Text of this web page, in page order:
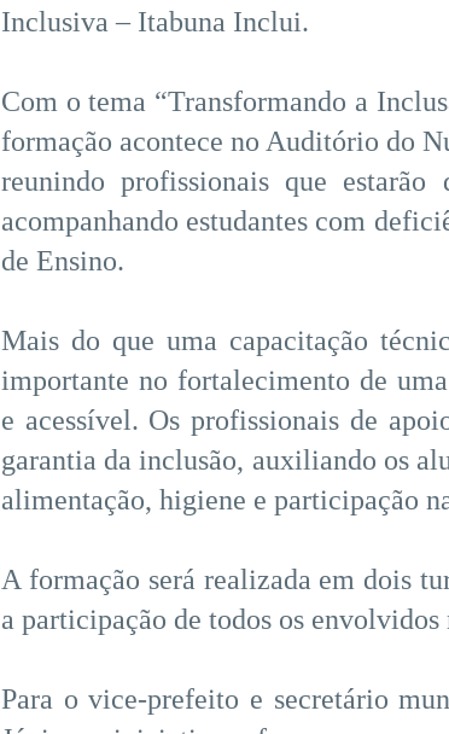
Inclusiva – Itabuna Inclui.
Com o tema “Transformando a
formação acontece no Auditório do
reunindo profissionais que estarão
acompanhando estudantes com
de Ensino.
Mais do que uma capacitação
importante no fortalecimento de
e acessível. Os profissionais de
garantia da inclusão, auxiliando os
alimentação, higiene e participação
A formação será realizada em dois
a participação de todos os envolvidos
Para o vice-prefeito e secretário